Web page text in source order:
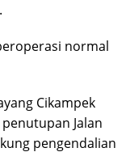
normal
Cikampek
Jalan
pengendalian